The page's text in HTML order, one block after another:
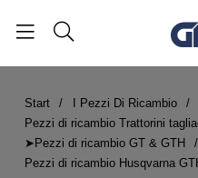
Start
I Pezzi Di Ricambio
Pezzi di ricambio Trattorini
➤Pezzi di ricambio GT & GTH
Pezzi di ricambio Husqvarna